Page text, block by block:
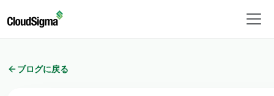
ブログに戻る